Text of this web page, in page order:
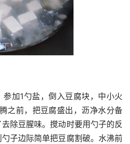
加1勺盐，倒入豆腐块，中小火
之前，把豆腐盛出，沥净水分备
除豆腥味。搅动时要用勺子的反
子边际简单把豆腐割破。水沸前